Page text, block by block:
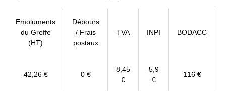
Emoluments
du Greffe
(HT)
Débours
/ Frais
postaux
TVA INPI BODACC
42,26 € 0 €
8,45
€
5,9
€
116 €